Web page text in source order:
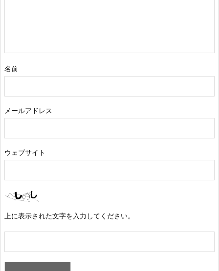
削
除
（担
7.
（コ
ン
ク
ト）
名前
メールアドレス
ウェブサイト
上に表示された文字を入力してください。